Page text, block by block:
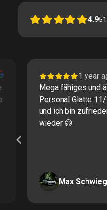
4.9
1 year
Mega fähiges und
Personal Glatte
und ich bin
wieder 😄
Max